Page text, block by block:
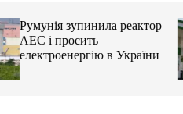
Румунія зупинила реактор
АЕС і просить
електроенергію в України